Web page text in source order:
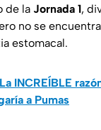
de la Jornada 1,
no se
estomacal.
La INCREÍBLE
a Pumas